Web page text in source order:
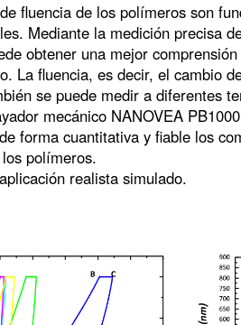
fluencia de los polímeros son
Mediante la medición precisa
obtener una mejor
La fluencia, es decir, el cambio
se puede medir a diferentes
mecánico NANOVEA
forma cuantitativa y fiable los
polímeros.
realista simulado.